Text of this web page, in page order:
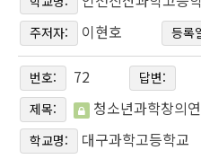
주저자: 이현호 등록
번호: 72
답변:
제목:
청소년과학창의
학교명: 대구과학고등학교